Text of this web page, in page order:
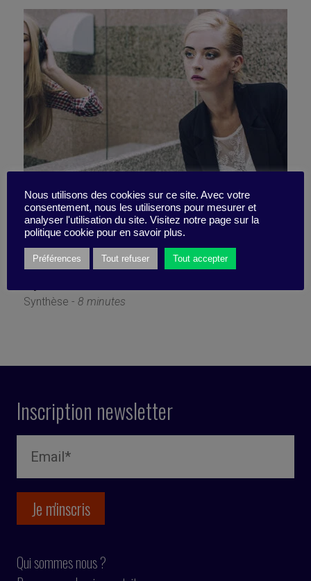
Accepter les paradoxes
Synthèse - 8 minutes
Inscription newsletter
Qui sommes nous ?
Nous utilisons des cookies sur ce site. Avec votre
consentement, nous les utiliserons pour mesurer et
analyser l'utilisation du site. Visitez notre page sur la
politique cookie pour en savoir plus.
Préférences Tout refuser Tout accepter